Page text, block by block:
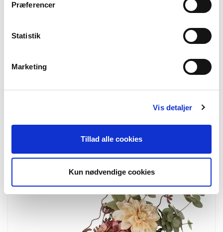
Præferencer
Statistik
Marketing
Vis detaljer
Tillad alle cookies
Kun nødvendige cookies
9510003
Plant, green